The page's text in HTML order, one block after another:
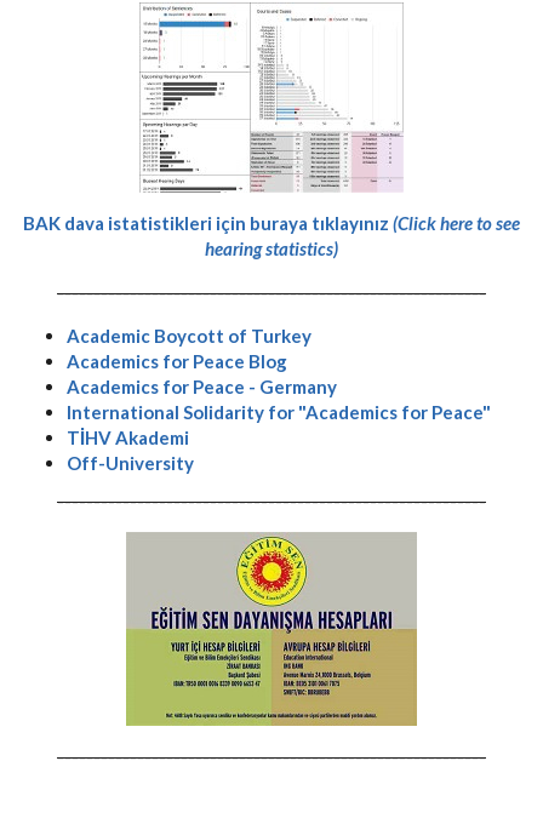
BAK dava istatistikleri için buraya tıklayınız (Click here to see
hearing statistics)
-----------------------------------------------------------
Academic Boycott of Turkey
Academics for Peace Blog
Academics for Peace - Germany
International Solidarity for "Academics for Peace"
TİHV Akademi
Off-University
-----------------------------------------------------------
-----------------------------------------------------------